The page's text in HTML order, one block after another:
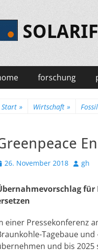
forschung
Start » Wirtschaft »
26. November 2018 Autor
gh
für
einer Pressekonferenz
Tagebaue und
und bis 2025